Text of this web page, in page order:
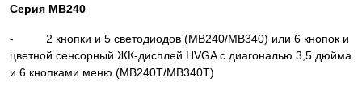
Серия MB240
- 2 кнопки и 5 светодиодов (MB240/MB340) или 6 кнопок и
цветной сенсорный ЖК-дисплей HVGA с диагональю 3,5 дюйма
и 6 кнопками меню (MB240T/MB340T)